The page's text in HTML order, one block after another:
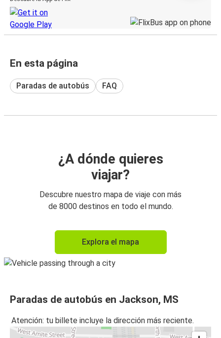
En esta página
Paradas de autobús FAQ
¿A dónde quieres
viajar?
Descubre nuestro mapa de viaje con más
de 8000 destinos en todo el mundo.
Explora el mapa
Paradas de autobús en Jackson, MS
Atención: tu billete incluye la dirección más reciente.